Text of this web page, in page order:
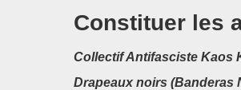
Constituer les
Collectif Antifasciste Kaos
Drapeaux noirs (Banderas